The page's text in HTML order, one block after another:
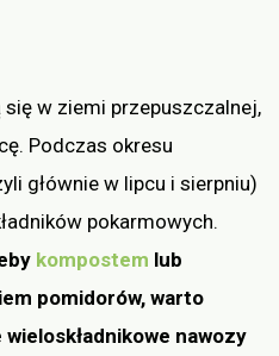
w ziemi przepuszczalnej,
Podczas okresu
głównie w lipcu i sierpniu)
pokarmowych.
kompostem lub
pomidorów, warto
nawozy